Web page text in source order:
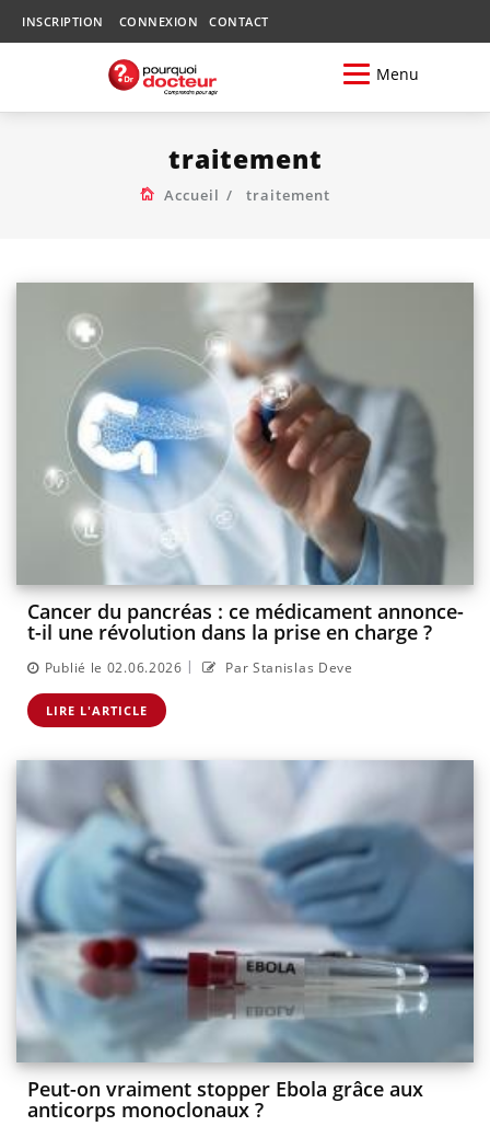
INSCRIPTION CONNEXION CONTACT
Menu
traitement
Accueil traitement
Cancer du pancréas : ce médicament annonce-
t-il une révolution dans la prise en charge ?
Publié le 02.06.2026 | Par Stanislas Deve
LIRE L'ARTICLE
Peut-on vraiment stopper Ebola grâce aux
anticorps monoclonaux ?